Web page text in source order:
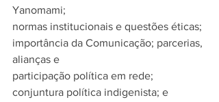
Yanomami;
normas institucionais e questões éticas;
importância da Comunicação; parcerias,
alianças e
participação política em rede;
conjuntura política indigenista; e